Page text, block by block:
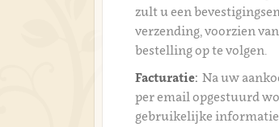
zult u een
verzending, voorzien
bestelling op te volgen.
Facturatie: Na uw
per email opgestuurd
gebruikelijke